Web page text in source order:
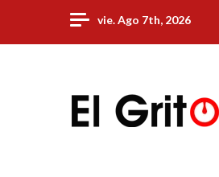
content
vie. Ago 7th, 2026